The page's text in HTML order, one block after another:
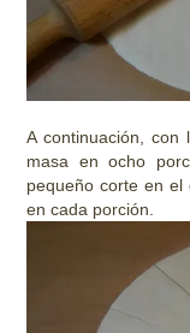
A continuación,
masa en ocho
pequeño corte en
en cada porción.